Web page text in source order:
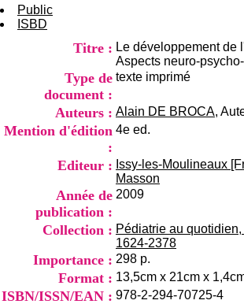
9h00-
Fax:
Public
ISBD
Titre : Le développement de
Aspects neuro-
Type de
document :
texte imprimé
Auteurs : Alain DE BROCA,
Mention d'édition
:
4e ed.
Editeur : Issy-les-Moulineaux
Masson
Année de
publication :
2009
Collection : Pédiatrie au quotidien,
1624-2378
Importance : 298 p.
Format : 13,5cm x 21cm x
ISBN/ISSN/EAN : 978-2-294-70725-4
a
t
i
n
e
t
e
D
o
u
m
e
n
t
a